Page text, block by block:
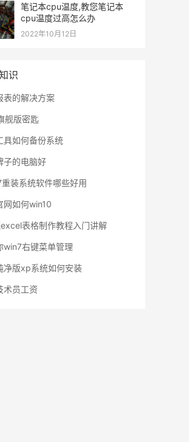
笔记本cpu温度,教您笔记本
cpu温度过高怎么办
2022年10月12日
识
表的解决方案
舰版密匙
具如何备份系统
子的电脑好
装系统软件哪些好用
网如何win10
表格制作教程入门讲解
win7右键菜单管理
净版xp系统如何安装
术员工资